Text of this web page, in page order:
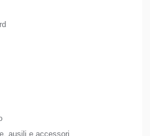
ausili e accessori